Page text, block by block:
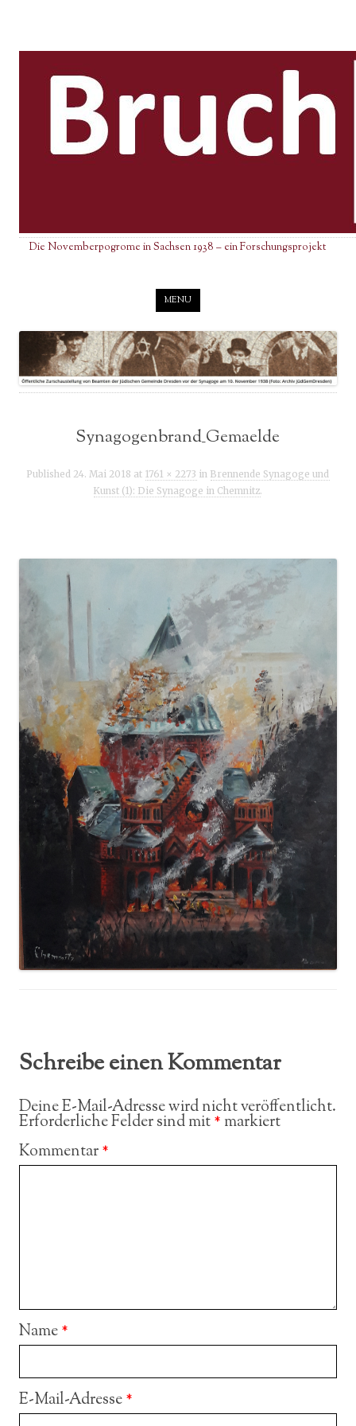
Die Novemberpogrome in Sachsen 1938 – ein Forschungsprojekt
MENU
Synagogenbrand_Gemaelde
Published 24. Mai 2018 at 1761 × 2273 in Brennende Synagoge und
Kunst (1): Die Synagoge in Chemnitz.
Schreibe einen Kommentar
Deine E-Mail-Adresse wird nicht veröffentlicht.
Erforderliche Felder sind mit* markiert
Kommentar*
Name*
E-Mail-Adresse*